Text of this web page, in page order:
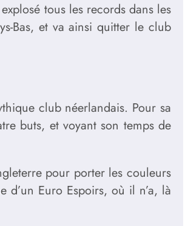
tous les records dans les
Bas, et va ainsi quitter le club
club néerlandais. Pour sa
buts, et voyant son temps de
pour porter les couleurs
d’un Euro Espoirs, où il n’a, là